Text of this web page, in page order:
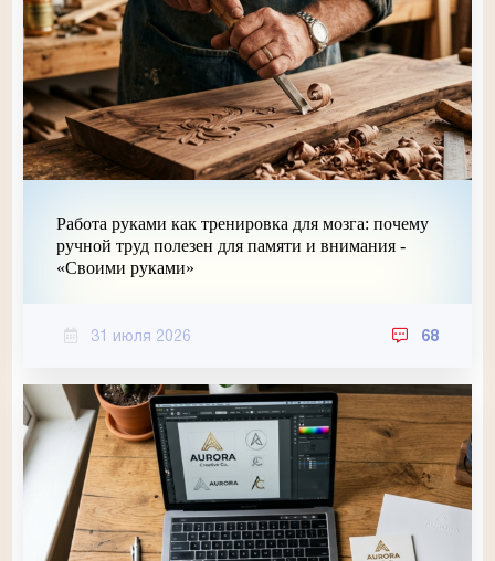
Работа руками как тренировка для мозга: почему
ручной труд полезен для памяти и внимания -
«Своими руками»
31 июля 2026 68